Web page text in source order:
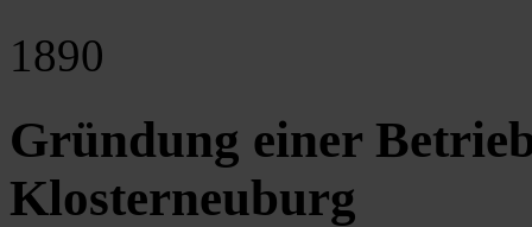
1890
Gründung einer
Klosterneuburg